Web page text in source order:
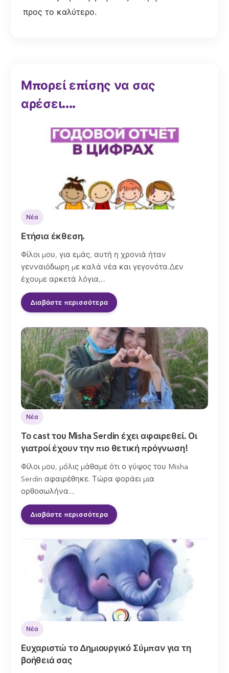
προς το καλύτερο.
Μπορεί επίσης να σας
αρέσει....
Νέα
Ετήσια έκθεση.
Φίλοι μου, για εμάς, αυτή η χρονιά ήταν
γενναιόδωρη με καλά νέα και γεγονότα.Δεν
έχουμε αρκετά λόγια,...
Διαβάστε περισσότερα
Νέα
Το cast του Misha Serdin έχει αφαιρεθεί. Οι
γιατροί έχουν την πιο θετική πρόγνωση!
Φίλοι μου, μόλις μάθαμε ότι ο γύψος του Misha
Serdin αφαιρέθηκε. Τώρα φοράει μια
ορθοσωλήνα....
Διαβάστε περισσότερα
Νέα
Ευχαριστώ το Δημιουργικό Σύμπαν για τη
βοήθειά σας